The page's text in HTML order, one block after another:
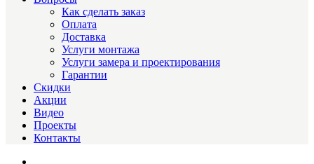
Как сделать заказ
Оплата
Доставка
Услуги монтажа
Услуги замера и проектирования
Гарантии
Скидки
Акции
Видео
Проекты
Контакты